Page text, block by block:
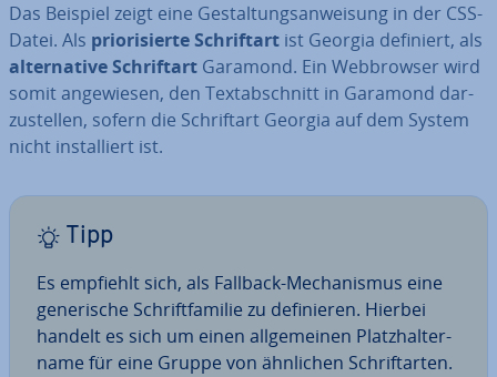
Das Beispiel zeigt eine Ge­stal­tungs­an­wei­sung in der CSS-
Datei. Als prio­ri­sier­te Schrift­art ist Georgia definiert, als
al­ter­na­ti­ve Schrift­art Garamond. Ein Web­brow­ser wird
somit an­ge­wie­sen, den Text­ab­schnitt in Garamond dar­
zu­stel­len, sofern die Schrift­art Georgia auf dem System
nicht in­stal­liert ist.
Tipp
Es empfiehlt sich, als Fallback-Me­cha­nis­mus eine
ge­ne­ri­sche Schrift­fa­mi­lie zu de­fi­nie­ren. Hierbei
handelt es sich um einen all­ge­mei­nen Platz­hal­ter­
na­me für eine Gruppe von ähnlichen Schrift­ar­ten.